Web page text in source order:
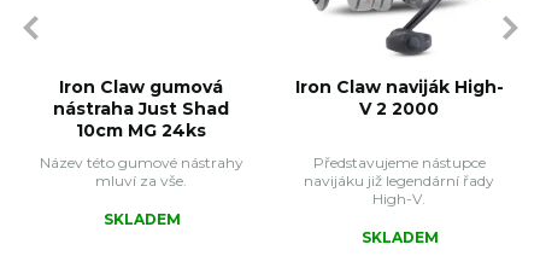
Iron Claw gumová
nástraha Just Shad
10cm MG 24ks
Název této gumové nástrahy
mluví za vše.
SKLADEM
Iron Claw naviják High-
V 2 2000
Představujeme nástupce
navijáku již legendární řady
High-V.
SKLADEM